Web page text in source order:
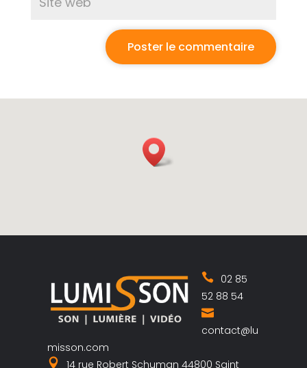
02 85
52 88 54
contact@lu
misson.com
14 rue Robert Schuman 44800 Saint